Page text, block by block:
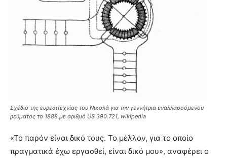
Σχέδιο της ευρεσιτεχνίας του Νικολά για την γεννήτρια εναλλασσόμενου
ρεύματος το 1888 με αριθμό US 390.721, wikipedia
«Το παρόν είναι δικό τους. Το μέλλον, για το οποίο
πραγματικά έχω εργασθεί, είναι δικό μου», αναφέρει ο